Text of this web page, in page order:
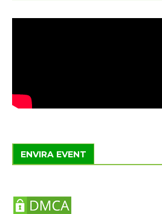
ENVIRA EVENT